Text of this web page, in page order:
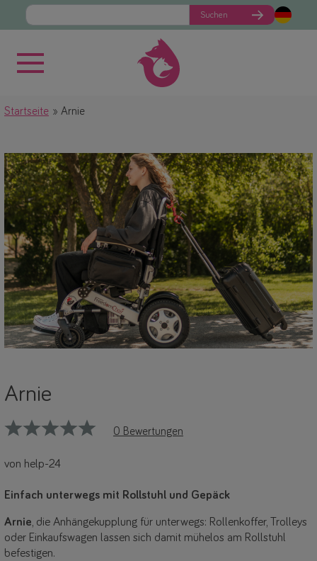
Suchen
Startseite Arnie
Arnie
0 Bewertungen
von help-24
Einfach unterwegs mit Rollstuhl und Gepäck
Arnie, die Anhängekupplung für unterwegs: Rollenkoffer, Trolleys
oder Einkaufswagen lassen sich damit mühelos am Rollstuhl
befestigen.